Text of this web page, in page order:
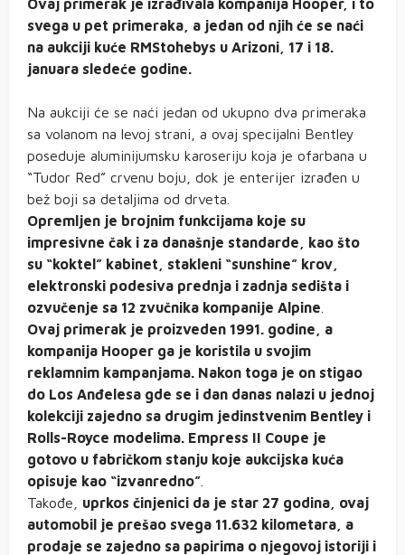
svega u pet primeraka, a jedan od njih će se naći
na aukciji kuće RMStohebys u Arizoni, 17 i 18.
januara sledeće godine.
Na aukciji će se naći jedan od ukupno dva primeraka
sa volanom na levoj strani, a ovaj specijalni Bentley
poseduje aluminijumsku karoseriju koja je ofarbana u
“Tudor Red” crvenu boju, dok je enterijer izrađen u
bež boji sa detaljima od drveta.
Opremljen je brojnim funkcijama koje su
impresivne čak i za današnje standarde, kao što
su “koktel” kabinet, stakleni “sunshine” krov,
elektronski podesiva prednja i zadnja sedišta i
ozvučenje sa 12 zvučnika kompanije Alpine
Ovaj primerak je proizveden 1991. godine, a
kompanija Hooper ga je koristila u svojim
reklamnim kampanjama. Nakon toga je on stigao
do Los Anđelesa gde se i dan danas nalazi u jednoj
kolekciji zajedno sa drugim jedinstvenim Bentley i
Rolls-Royce modelima. Empress II Coupe je
gotovo u fabričkom stanju koje aukcijska kuća
opisuje kao “izvanredno”
Takođe, uprkos činjenici da je star 27 godina, ovaj
automobil je prešao svega 11.632 kilometara, a
prodaje se zajedno sa papirima o njegovoj istoriji i